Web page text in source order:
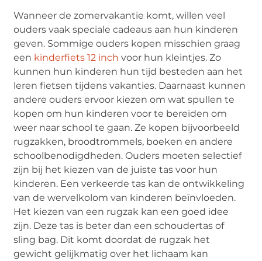
Wanneer de zomervakantie komt, willen veel
ouders vaak speciale cadeaus aan hun kinderen
geven. Sommige ouders kopen misschien graag
een kinderfiets 12 inch voor hun kleintjes. Zo
kunnen hun kinderen hun tijd besteden aan het
leren fietsen tijdens vakanties. Daarnaast kunnen
andere ouders ervoor kiezen om wat spullen te
kopen om hun kinderen voor te bereiden om
weer naar school te gaan. Ze kopen bijvoorbeeld
rugzakken, broodtrommels, boeken en andere
schoolbenodigdheden. Ouders moeten selectief
zijn bij het kiezen van de juiste tas voor hun
kinderen. Een verkeerde tas kan de ontwikkeling
van de wervelkolom van kinderen beïnvloeden.
Het kiezen van een rugzak kan een goed idee
zijn. Deze tas is beter dan een schoudertas of
sling bag. Dit komt doordat de rugzak het
gewicht gelijkmatig over het lichaam kan